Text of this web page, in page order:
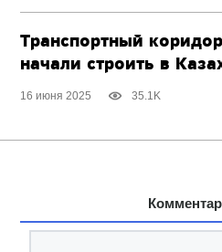
Транспортный
начали строить в
16 июня 2025 35.1K